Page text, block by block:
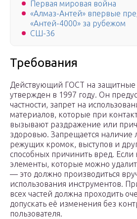
Первая мировая война
«Алмаз-Антей» впервые
«Антей-4000» за рубежом
СШ-36
Требования
Действующий ГОСТ на
утвержден в 1997 году. Он
частности, запрет на
материалов, которые при
вызывают раздражение или
здоровью. Запрещается наличие
режущих кромок, выступов и
способных причинить вред. Если
элементы, которые можно
— это должно производиться
использования инструментов.
всех частей должна проходить
допускать её изменения без
пользователя.